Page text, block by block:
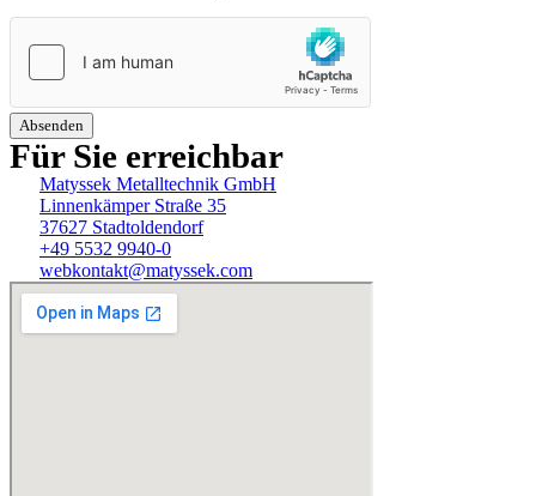
Absenden
Für Sie erreichbar
Matyssek Metalltechnik GmbH
Linnenkämper Straße 35
37627 Stadtoldendorf
+49 5532 9940-0
webkontakt@matyssek.com